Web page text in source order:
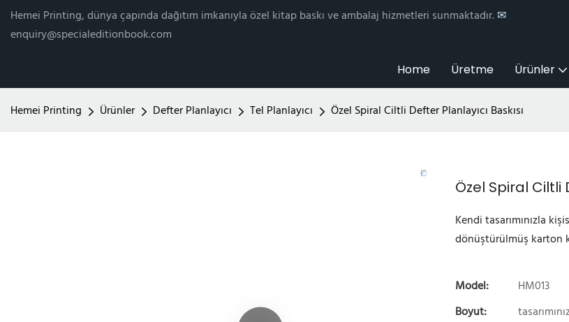
Hemei Printing, dünya çapında dağıtım imkanıyla özel kitap baskı ve ambalaj hizmetleri sunmaktadır. ✉
enquiry@specialeditionbook.com
Home Üretme Ürünler
Hemei Printing Ürünler Defter Planlayıcı Tel Planlayıcı Özel Spiral Ciltli Defter Planlayıcı Baskısı
Özel Spiral Ciltli
Kendi tasarımınızla
dönüştürülmüş karton
Model:
HM013
Boyut: